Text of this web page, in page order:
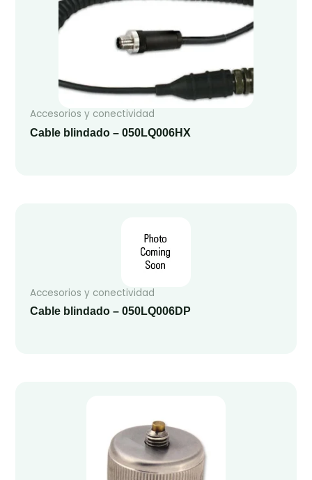
Accesorios y conectividad
Cable blindado – 050LQ006HX
Accesorios y conectividad
Cable blindado – 050LQ006DP